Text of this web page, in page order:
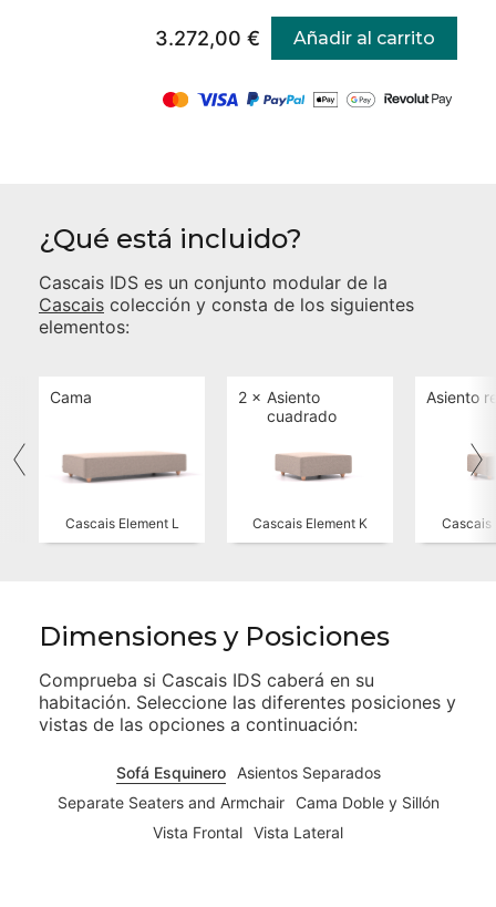
3.272,00 € Añadir al carrito
¿Qué está incluido?
Cascais IDS es un conjunto modular de la
Cascais colección y consta de los siguientes
elementos:
Cama
Cascais Element L
2 × Asiento
cuadrado
Cascais Element K
Asiento
Cascais
Dimensiones y Posiciones
Comprueba si Cascais IDS caberá en su
habitación. Seleccione las diferentes posiciones y
vistas de las opciones a continuación:
Sofá Esquinero
Asientos Separados
Separate Seaters and Armchair
Cama Doble y Sillón
Vista Frontal Vista Lateral